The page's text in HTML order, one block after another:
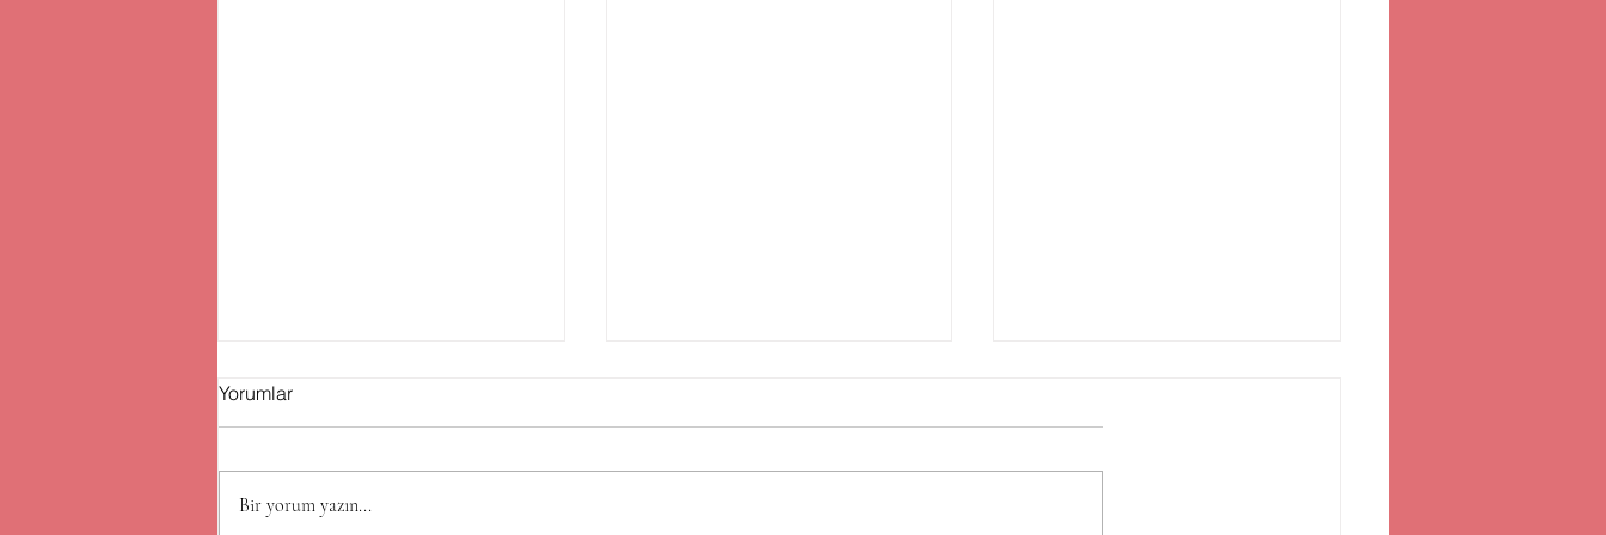
Yorumlar
Bir yorum yazın...